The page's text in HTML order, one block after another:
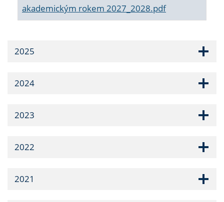
akademickým rokem 2027_2028.pdf
2025
2024
2023
2022
2021